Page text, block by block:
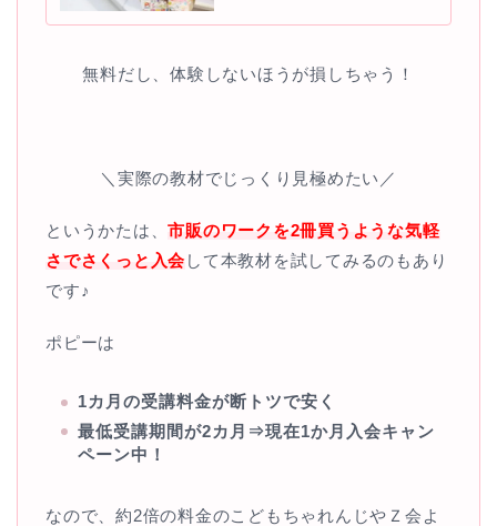
無料だし、体験しないほうが損しちゃう！
＼実際の教材でじっくり見極めたい／
というかたは、市販のワークを2冊買うような気軽
さでさくっと入会して本教材を試してみるのもあり
です♪
ポピーは
1カ月の受講料金が断トツで安く
最低受講期間が2カ月⇒現在1か月入会キャン
ペーン中！
なので、約2倍の料金のこどもちゃれんじやＺ会よ